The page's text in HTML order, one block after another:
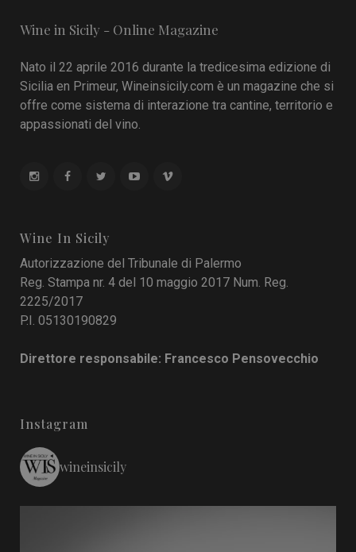
Wine in Sicily - Online Magazine
Nato il 22 aprile 2016 durante la tredicesima edizione di
Sicilia en Primeur, Wineinsicily.com è un magazine che si
offre come sistema di interazione tra cantine, territorio e
appassionati del vino.
Wine In Sicily
Autorizzazione del Tribunale di Palermo
Reg. Stampa nr. 4 del 10 maggio 2017 Num. Reg.
2225/2017
P.I. 05130190829
Direttore responsabile: Francesco Pensovecchio
Instagram
wineinsicily